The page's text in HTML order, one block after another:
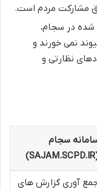
مشارکت مردم است.
در سجام،
نمی خورند و
نظارتی و
سجام
آوری گزارش های